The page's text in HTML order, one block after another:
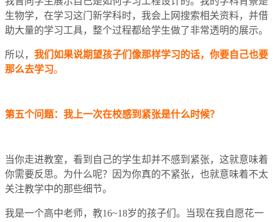
生物学，在学习这门新学科时，我会上网搜索相关资料，并借
助大量的学习工具，整个过程都给学生做了非常透明的展示。
所以， 我们如果说期望孩子们像那样学习的话，你要自己也要
那么去学习。
第五个问题：我上一次在校感到紧张是什么时候？
当你走进教室，看到自己的学生却并不感到紧张，这就意味着
你需要反思。为什么呢？因为你真的不紧张，也就意味着不太
关注教学中的那些细节。
我是一个高中老师，教16~18岁的孩子们。当现在我自愿花一